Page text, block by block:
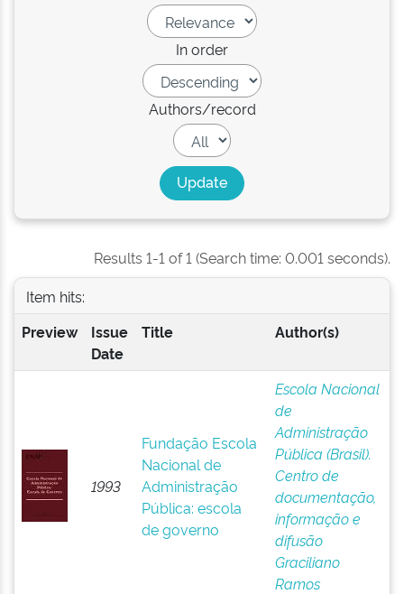
In order
Authors/record
Results 1-1 of 1 (Search time: 0.001 seconds).
Item hits:
Preview
Issue
Date
Title Author(s)
1993
Fundação Escola
Nacional de
Administração
Pública: escola
de governo
Escola Nacional
de
Administração
Pública (Brasil).
Centro de
documentação,
informação e
difusão
Graciliano
Ramos